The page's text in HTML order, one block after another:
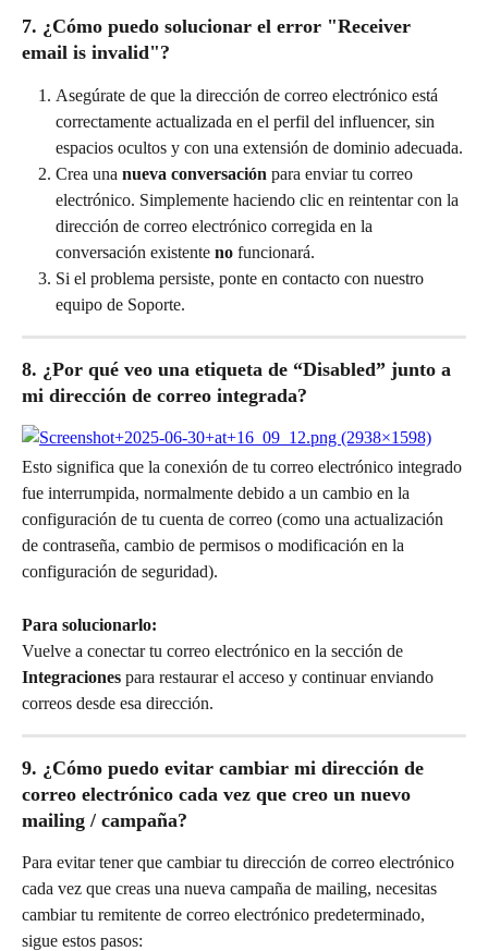
7. ¿Cómo puedo solucionar el error "Receiver
email is invalid"?
Asegúrate de que la dirección de correo electrónico está
correctamente actualizada en el perfil del influencer, sin
espacios ocultos y con una extensión de dominio adecuada.
Crea una nueva conversación para enviar tu correo
electrónico. Simplemente haciendo clic en reintentar con la
dirección de correo electrónico corregida en la
conversación existente no funcionará.
Si el problema persiste, ponte en contacto con nuestro
equipo de Soporte.
8. ¿Por qué veo una etiqueta de “Disabled” junto a
mi dirección de correo integrada?
Esto significa que la conexión de tu correo electrónico integrado
fue interrumpida, normalmente debido a un cambio en la
configuración de tu cuenta de correo (como una actualización
de contraseña, cambio de permisos o modificación en la
configuración de seguridad).
Para solucionarlo:
Vuelve a conectar tu correo electrónico en la sección de
Integraciones para restaurar el acceso y continuar enviando
correos desde esa dirección.
9. ¿Cómo puedo evitar cambiar mi dirección de
correo electrónico cada vez que creo un nuevo
mailing / campaña?
Para evitar tener que cambiar tu dirección de correo electrónico
cada vez que creas una nueva campaña de mailing, necesitas
cambiar tu remitente de correo electrónico predeterminado,
sigue estos pasos: